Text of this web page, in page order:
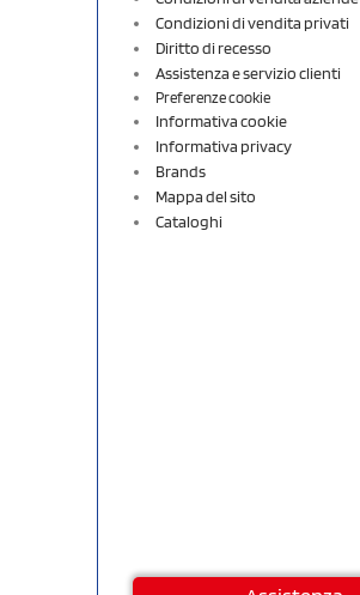
Condizioni di vendita privati
Diritto di recesso
Assistenza e servizio clienti
Preferenze cookie
Informativa cookie
Informativa privacy
Brands
Mappa del sito
Cataloghi